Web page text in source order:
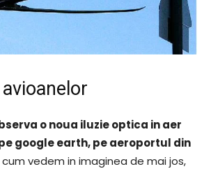
o noua iluzie optica in aer
google earth, pe aeroportul din
cum vedem in imaginea de mai jos,